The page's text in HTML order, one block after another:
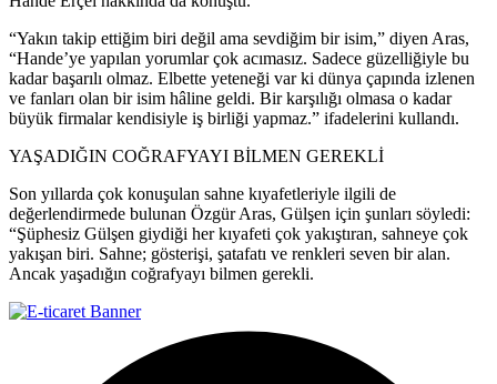
“Yakın takip ettiğim biri değil ama sevdiğim bir isim,” diyen Aras,
“Hande’ye yapılan yorumlar çok acımasız. Sadece güzelliğiyle bu
kadar başarılı olmaz. Elbette yeteneği var ki dünya çapında izlenen
ve fanları olan bir isim hâline geldi. Bir karşılığı olmasa o kadar
büyük firmalar kendisiyle iş birliği yapmaz.” ifadelerini kullandı.
YAŞADIĞIN COĞRAFYAYI BİLMEN GEREKLİ
Son yıllarda çok konuşulan sahne kıyafetleriyle ilgili de
değerlendirmede bulunan Özgür Aras, Gülşen için şunları söyledi:
“Şüphesiz Gülşen giydiği her kıyafeti çok yakıştıran, sahneye çok
yakışan biri. Sahne; gösterişi, şatafatı ve renkleri seven bir alan.
Ancak yaşadığın coğrafyayı bilmen gerekli.